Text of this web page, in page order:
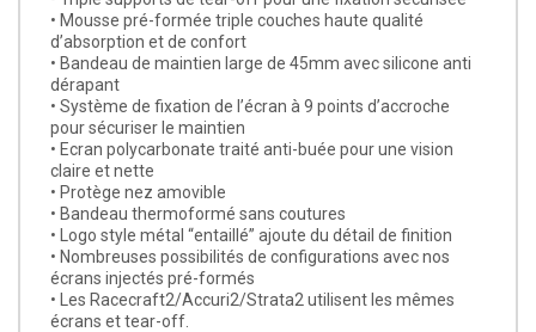
• Mousse pré-formée triple couches haute qualité
d’absorption et de confort
• Bandeau de maintien large de 45mm avec silicone anti
dérapant
• Système de fixation de l’écran à 9 points d’accroche
pour sécuriser le maintien
• Ecran polycarbonate traité anti-buée pour une vision
claire et nette
• Protège nez amovible
• Bandeau thermoformé sans coutures
• Logo style métal “entaillé” ajoute du détail de finition
• Nombreuses possibilités de configurations avec nos
écrans injectés pré-formés
• Les Racecraft2/Accuri2/Strata2 utilisent les mêmes
écrans et tear-off.